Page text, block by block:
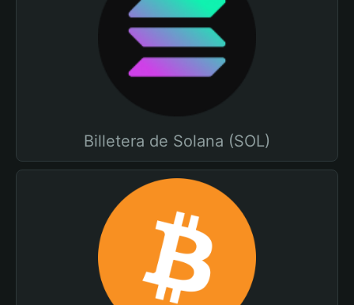
Billetera de Solana (SOL)